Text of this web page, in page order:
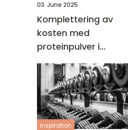
03. June 2025
Komplettering av
kosten med
proteinpulver i
Göteborg
inspiration